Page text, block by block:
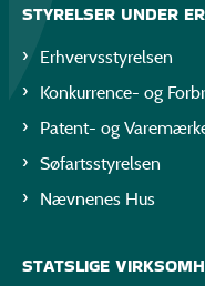
STYRELSER UNDER
Erhvervsstyrelsen
Konkurrence- og
Patent- og
Søfartsstyrelsen
Nævnenes Hus
STATSLIGE